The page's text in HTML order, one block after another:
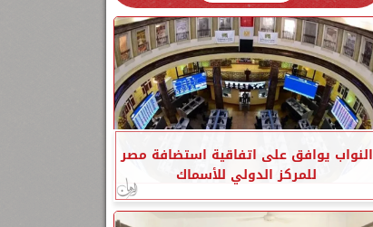
النواب يوافق على اتفاقية استضافة مصر
للمركز الدولي للأسماك